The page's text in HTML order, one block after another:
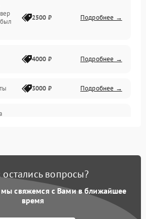
проблемы
2500 ₽ Подробнее →
4000 ₽ Подробнее →
3000 ₽ Подробнее →
остались вопросы?
мы свяжемся с Вами в ближайшее
время